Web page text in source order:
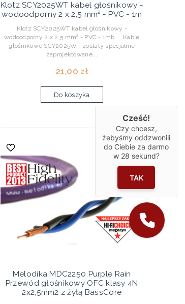
Klotz SCY2025WT kabel głośnikowy -
wodoodporny 2 x 2,5 mm² - PVC - 1m
Klotz SCY2025WT kabel głośnikowy -
wodoodporny 2 x 2,5 mm² - PVC - 1mb Kable
głośnikowe SCY2025WT zostały specjalnie
zaprojektowane...
21,00 zł
Do koszyka
Melodika MDC2250 Purple Rain
Przewód głośnikowy OFC klasy 4N
2x2,5mm2 z żyłą BassCore
Cześć!
Czy chcesz,
żebyśmy oddzwonili
do Ciebie za darmo
w 28 sekund?
TAK